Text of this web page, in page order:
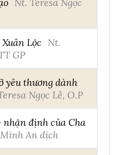
Lộc Nt.
GP
yêu thương dành
Ngọc Lễ, O.P
định của Cha
An dịch